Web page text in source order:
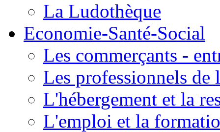
La Ludothèque
Economie-Santé-Social
Les commerçants -
Les professionnels de
L'hébergement et la
L'emploi et la